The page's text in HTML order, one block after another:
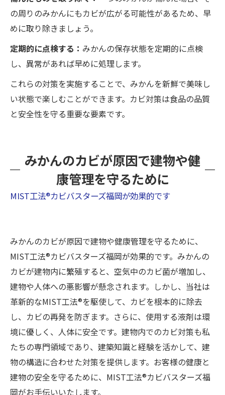
の周りのみかんにもカビが広がる可能性があるため、早
めに取り除きましょう。
定期的に点検する： みかんの保存状態を定期的に点検
し、異常があれば早めに処理します。
これらの対策を実施することで、みかんを新鮮で美味し
い状態で楽しむことができます。カビ対策は食品の品質
と安全性を守る重要な要素です。
みかんのカビが原因で建物や健
康管理を守るために
MIST工法®カビバスターズ福岡が効果的です
みかんのカビが原因で建物や健康管理を守るために、
MIST工法®カビバスターズ福岡が効果的です。みかんの
カビが建物内に繁殖すると、空気中のカビ菌が増加し、
建物や人体への悪影響が懸念されます。しかし、当社は
革新的なMIST工法®を駆使して、カビを根本的に除去
し、カビの再発を防ぎます。さらに、使用する液剤は環
境に優しく、人体に安全です。建物内でのカビ対策も私
たちの専門領域であり、建築知識と経験を活かして、建
物の構造に合わせた対策を提供します。お客様の健康と
建物の安全を守るために、MIST工法®カビバスターズ福
岡がお手伝いいたします。